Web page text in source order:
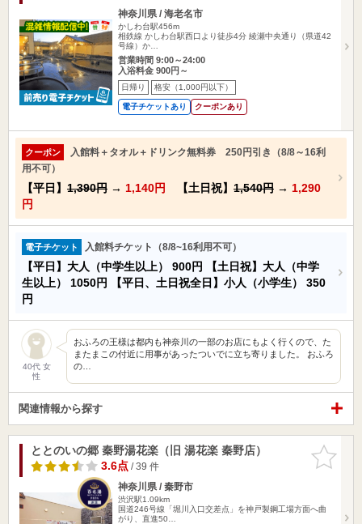
神奈川県 / 海老名市
かしわ台駅456m
相鉄線 かしわ台駅西口より徒歩4分 綾瀬中央通り（県道42
号線）か…
営業時間 9:00～24:00
入浴料金 900円～
日帰り 格安（1,000円以下）
電子チケットあり クーポンあり
クーポン
入館料＋タオル＋ドリンク無料券 250円引き（8/8～16利
用不可）
【平日】 1,390円 → 1,140円 【土日祝】 1,540円 → 1,290
円
電子チケット 入館料チケット（8/8~16利用不可）
【平日】大人（中学生以上） 900円
【土日祝】大人（中学
生以上） 1050円 【平日、土日祝全日】小人（小学生） 350
円
40代 女
性
おふろの王様は都内も神奈川の一部のお店にもよく行くので、た
またまこの付近に用事があったついでに立ち寄りました。 おふろ
の…
関連情報から探す
お気に入
りに追加
ととのいの郷 秦野湯花楽（旧 湯花楽 秦野店）
3.6点/ 39 件
神奈川県 / 秦野市
渋沢駅1.09km
国道246号線「堀川入口交差点」を神戸製鋼工場方面へ曲
がり、直進50…